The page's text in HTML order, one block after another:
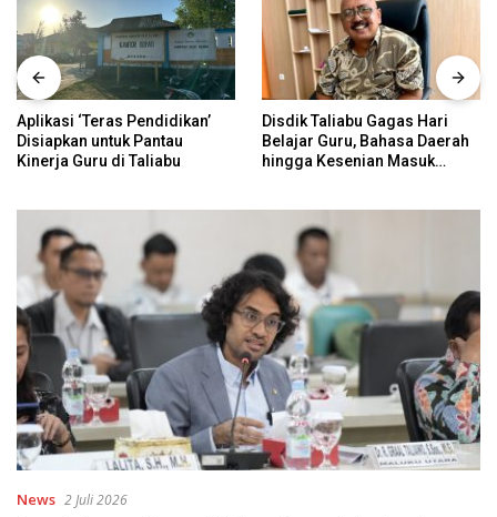
Aplikasi ‘Teras Pendidikan’
Disiapkan untuk Pantau
Kinerja Guru di Taliabu
Disdik Taliabu Gagas Hari
Belajar Guru, Bahasa Daerah
hingga Kesenian Masuk
News 2 Juli 2026